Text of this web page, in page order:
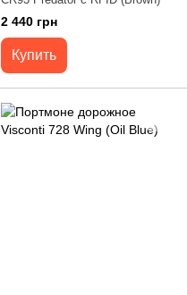
2 440 грн
Купить